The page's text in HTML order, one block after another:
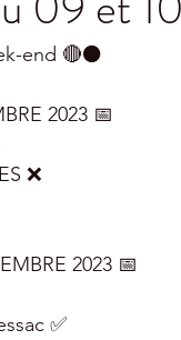
end 🔴⚫️
2023 📅
❌
2023 📅
✅